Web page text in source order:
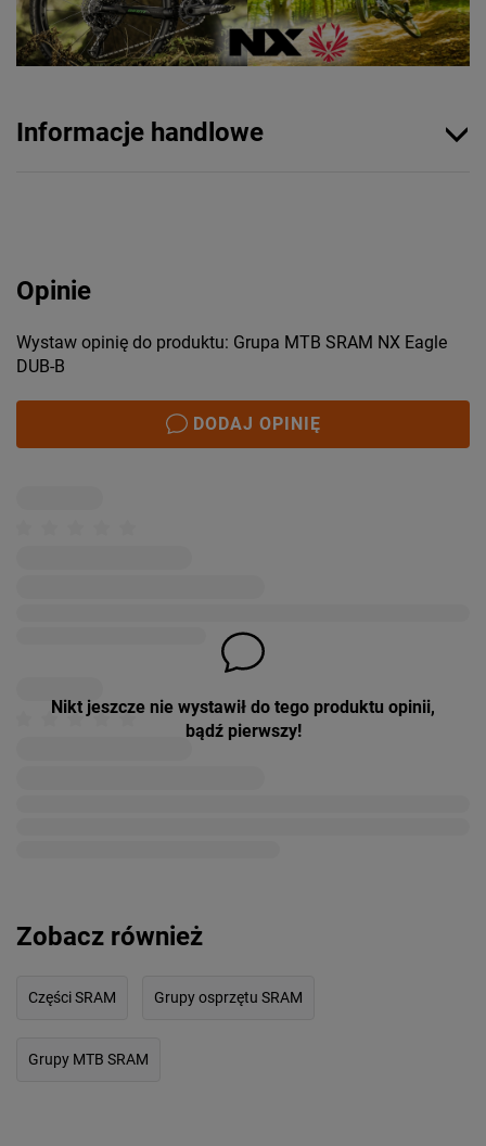
Informacje handlowe
Opinie
Wystaw opinię do produktu: Grupa MTB SRAM NX Eagle
DUB-B
DODAJ OPINIĘ
Nikt jeszcze nie wystawił do tego produktu opinii,
bądź pierwszy!
Zobacz również
Części SRAM Grupy osprzętu SRAM
Grupy MTB SRAM